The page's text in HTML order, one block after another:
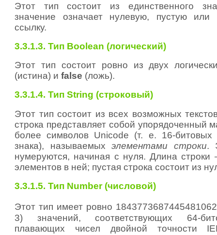
Этот тип состоит из единственного
значение означает нулевую, пустую или
ссылку.
3.3.1.3. Тип Boolean (логический)
Этот тип состоит ровно из двух
(истина) и false (ложь).
3.3.1.4. Тип String (строковый)
Этот тип состоит из всех возможных
строка представляет собой упорядоченный
более символов Unicode (т. е. 16-
знака), называемыхэлементами строки.
нумеруются, начиная с нуля. Длина строки
элементов в ней; пустая строка состоит из
3.3.1.5. Тип Number (числовой)
Этот тип имеет ровно
3) значений, соответствующих 64-
плавающих чисел двойной точности